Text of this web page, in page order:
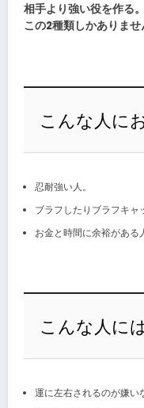
相手より強い役を作る
この2種類しかありませ
こんな人に
忍耐強い人。
ブラフしたりブラフキャ
お金と時間に余裕がある
こんな人に
運に左右されるのが嫌い